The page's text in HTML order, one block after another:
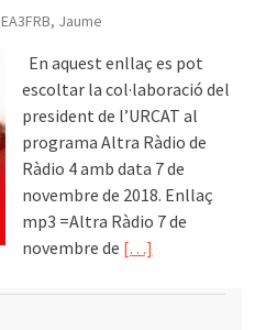
EA3FRB, Jaume
En aquest enllaç es pot
escoltar la col·laboració del
president de l’URCAT al
programa Altra Ràdio de
Ràdio 4 amb data 7 de
novembre de 2018. Enllaç
mp3 =Altra Ràdio 7 de
novembre de […]